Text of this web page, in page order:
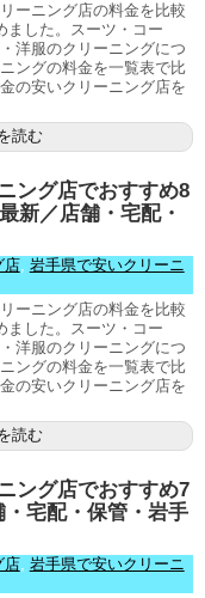
ーニング店の料金を比較
ました。スーツ・コー
洋服のクリーニングにつ
ングの料金を一覧表で比
の安いクリーニング店を
読む
ング店でおすすめ8
新／店舗・宅配・
店, 岩手県で安いクリーニ
ーニング店の料金を比較
ました。スーツ・コー
洋服のクリーニングにつ
ングの料金を一覧表で比
の安いクリーニング店を
読む
ング店でおすすめ7
宅配・保管・岩手
店, 岩手県で安いクリーニ